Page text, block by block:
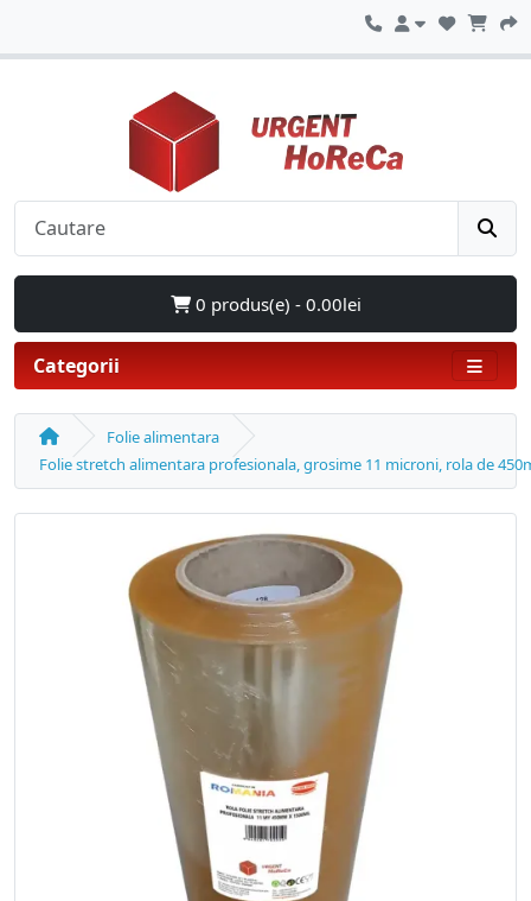
0 produs(e) - 0.00lei
Categorii
Folie alimentara
Folie stretch alimentara profesionala, grosime 11 microni, rola de